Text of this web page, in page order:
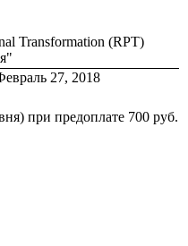
Transformation (RPT)
27, 2018
при предоплате 700 руб.